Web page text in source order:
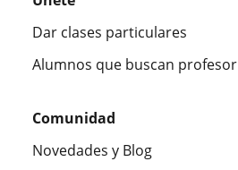
Dar clases particulares
Alumnos que buscan profesor
Comunidad
Novedades y Blog